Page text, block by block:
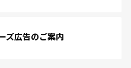
ズ広告のご案内